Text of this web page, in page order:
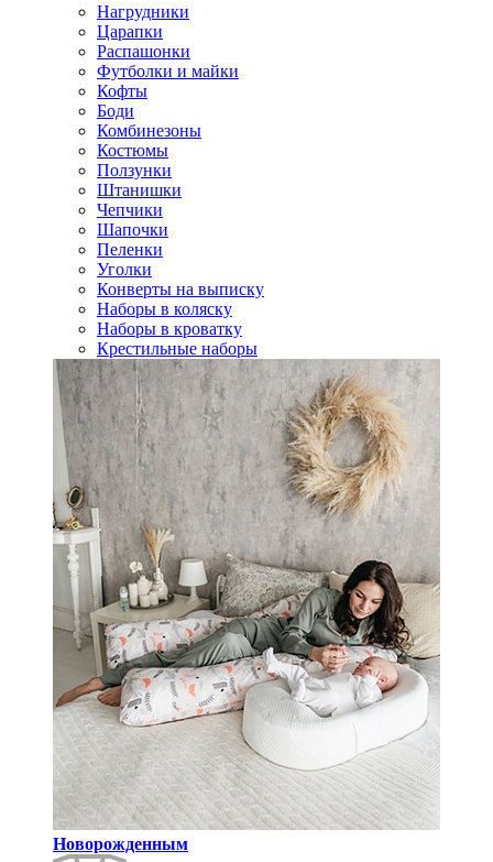
Нагрудники
Царапки
Распашонки
Футболки и майки
Кофты
Боди
Комбинезоны
Костюмы
Ползунки
Штанишки
Чепчики
Шапочки
Пеленки
Уголки
Конверты на выписку
Наборы в коляску
Наборы в кроватку
Крестильные наборы
Новорожденным